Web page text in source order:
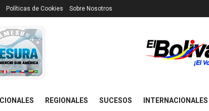
Políticas de Cookies Sobre Nosotros
REGIONALES SUCESOS INTERNACIONALES